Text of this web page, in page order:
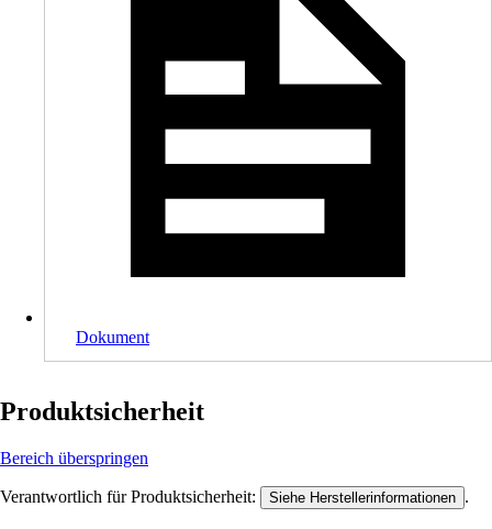
Dokument
Produktsicherheit
Bereich überspringen
Verantwortlich für Produktsicherheit: Siehe Herstellerinformationen .